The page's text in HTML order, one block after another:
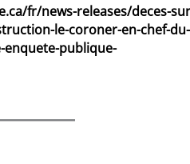
fr/news-releases/deces-
le-coroner-en-chef-du-
publique-